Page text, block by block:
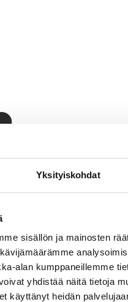
Yksityiskohdat
sisällön ja mainosten
alan kumppaneillemme
yhdistää näitä tietoja
käyttänyt heidän